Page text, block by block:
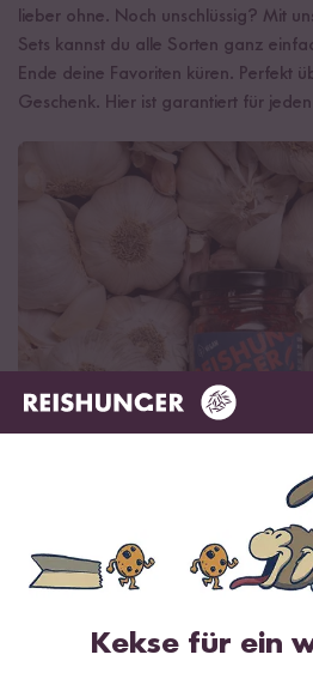
lieber ohne. Noch unschlüssig? Mit
Sets kannst du alle Sorten ganz
Ende deine Favoriten küren. Perfekt
Geschenk. Hier ist garantiert für
Knoblauch Chili
Kekse für ein